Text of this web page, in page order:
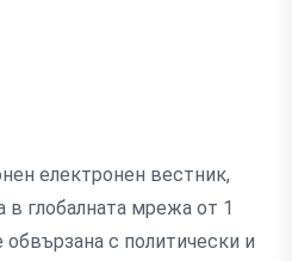
електронен вестник,
в глобалната мрежа от 1
с политически и